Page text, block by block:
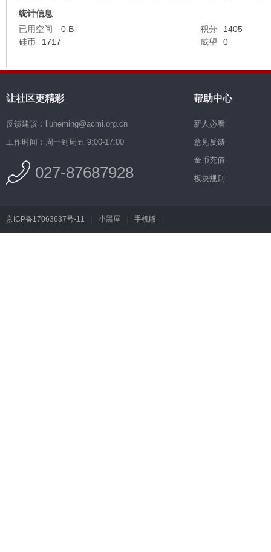
统计信息
已用空间
0 B 积分
1405
硅币
1717 威望 0
让社区更精彩
反馈建议：liuheming@acmi.org.cn
工作时间：周一到周五 9:00-17:00
027-87687928
帮助中心
新人必看
意见反馈
金币充值
板块规则
京ICP备17063637号-11 小黑屋 手机版